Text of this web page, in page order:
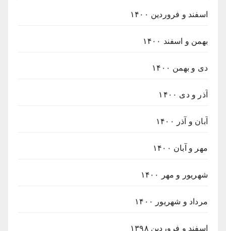
اسفند و فروردین ۱۴۰۰
بهمن و اسفند ۱۴۰۰
دی و بهمن ۱۴۰۰
آذر و دی ۱۴۰۰
آبان و آذر ۱۴۰۰
مهر و آبان ۱۴۰۰
شهریور و مهر ۱۴۰۰
مرداد و شهریور ۱۴۰۰
اسفند و فروردین ۱۳۹۸